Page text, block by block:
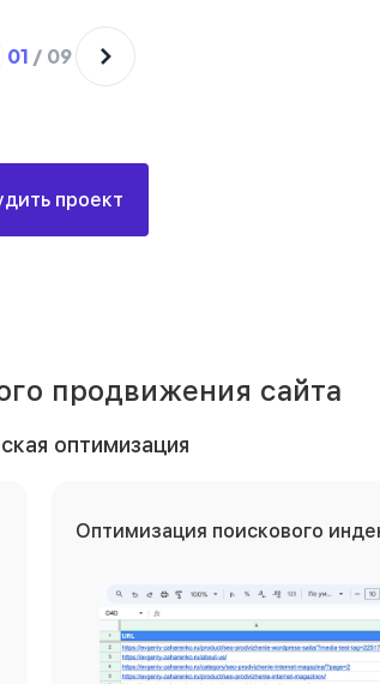
01 / 09
проект
продвижения сайта
оптимизация
Оптимизация поискового